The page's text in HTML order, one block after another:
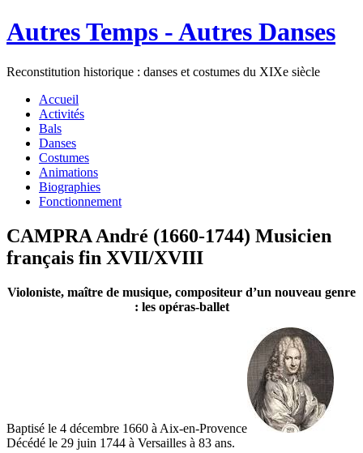
Autres Temps - Autres Danses
Reconstitution historique : danses et costumes du XIXe siècle
Accueil
Activités
Bals
Danses
Costumes
Animations
Biographies
Fonctionnement
CAMPRA André (1660-1744) Musicien
français fin XVII/XVIII
Violoniste, maître de musique, compositeur d’un nouveau genre
: les opéras-ballet
Baptisé le 4 décembre 1660 à Aix-en-Provence
Décédé le 29 juin 1744 à Versailles à 83 ans.